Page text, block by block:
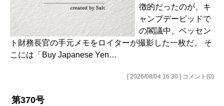
徴的だったのが、キ
ャンプデービッドで
の閣議中、ベッセン
ト財務長官の手元メモをロイターが撮影した一枚だ。 そ
こには「Buy Japanese Yen…
[ 2026/08/04 16:30 ] コメント(0)
第370号